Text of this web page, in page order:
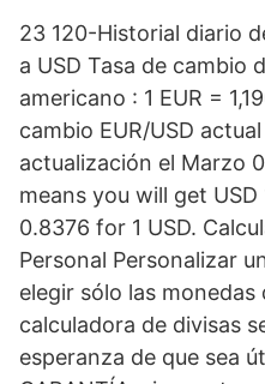
23 120-Historial diario
a USD Tasa de cambio
americano : 1 EUR =
cambio EUR/USD
actualización el Marzo
means you will get USD
0.8376 for 1 USD.
Personal Personalizar
elegir sólo las monedas
calculadora de divisas
esperanza de que sea